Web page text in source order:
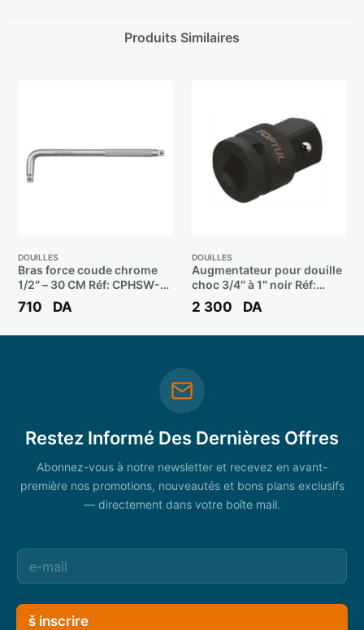
Produits Similaires
DOUILLES
Bras force coude chrome
1/2″ – 30 CM Réf: CPHSW-
LHA12 ** CROWN
710 DA
DOUILLES
Augmentateur pour douille
choc 3/4″ à 1″ noir Réf:
KACA2432 ** TOPTUL
2 300 DA
Restez Informé Des Dernières Offres
Abonnez-vous à notre newsletter et recevez en avant-
première nos promotions, nouveautés et bons plans exclusifs
— directement dans votre boîte mail.
š inscrire